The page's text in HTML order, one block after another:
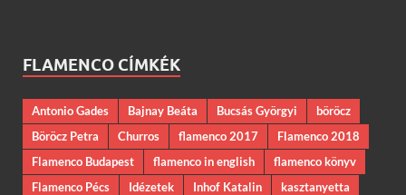
FLAMENCO CÍMKÉK
Antonio Gades Bajnay Beáta Bucsás Györgyi
böröcz
Böröcz Petra
Churros flamenco 2017
Flamenco 2018
Flamenco Budapest
flamenco in english
flamenco könyv
Flamenco Pécs
Idézetek Inhof Katalin
kasztanyetta